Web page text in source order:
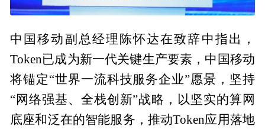
中国移动副总经理陈怀达在致辞中指出，
Token已成为新一代关键生产要素，中国移动
将锚定“世界一流科技服务企业”愿景，坚持
“网络强基、全栈创新”战略，以坚实的算网
底座和泛在的智能服务，推动Token应用落地